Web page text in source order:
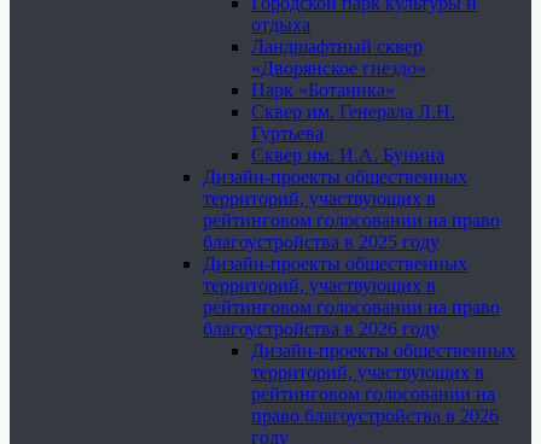
отдыха
Ландшафтный сквер
«Дворянское гнездо»
Парк «Ботаника»
Сквер им. Генерала Л.Н.
Гуртьева
Сквер им. И.А. Бунина
Дизайн-проекты общественных
территорий, участвующих в
рейтинговом голосовании на право
благоустройства в 2025 году
Дизайн-проекты общественных
территорий, участвующих в
рейтинговом голосовании на право
благоустройства в 2026 году
Дизайн-проекты общественных
территорий, участвующих в
рейтинговом голосовании на
право благоустройства в 2026
году